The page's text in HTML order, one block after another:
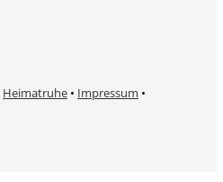
Heimatruhe • Impressum •